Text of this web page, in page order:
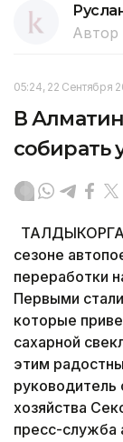
Автор
05:24, 22 Сентября
В
собирать
сезоне
переработки
Первыми
которые
сахарной
этим
руководитель
хозяйства
пресс-служба